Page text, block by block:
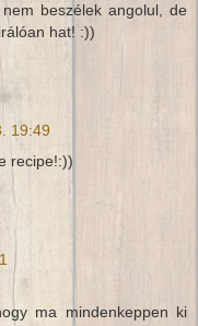
beszélek angolul, de
hat! :))
19:49
recipe!:))
ma mindenkeppen ki